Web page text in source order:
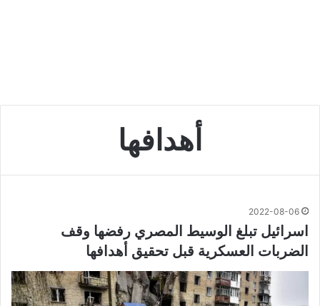
أهدافها
2022-08-06
اسرائيل تبلغ الوسيط المصري رفضها وقف
الضربات العسكرية قبل تحقيق أهدافها